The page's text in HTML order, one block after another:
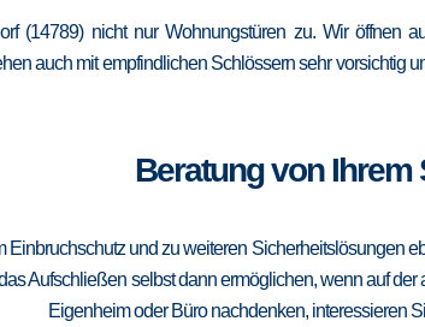
(14789) nicht nur Wohnungstüren zu. Wir öffnen
auch mit empfindlichen Schlössern sehr vorsichtig
Beratung von Ihrem
Einbruchschutz und zu weiteren Sicherheitslösungen
Aufschließen selbst dann ermöglichen, wenn auf
Eigenheim oder Büro nachdenken, interessieren